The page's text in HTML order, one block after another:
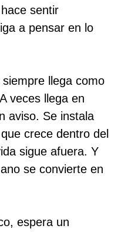
sentir
a pensar en lo
llega como
veces llega en
aviso. Se instala
crece dentro del
sigue afuera. Y
se convierte en
espera un